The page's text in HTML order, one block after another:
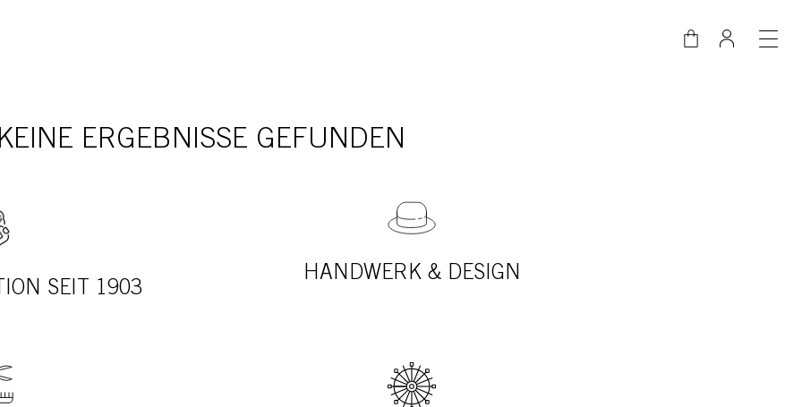
KEINE ERGEBNISSE GEFUNDEN
SEIT 1903
HANDWERK & DESIGN